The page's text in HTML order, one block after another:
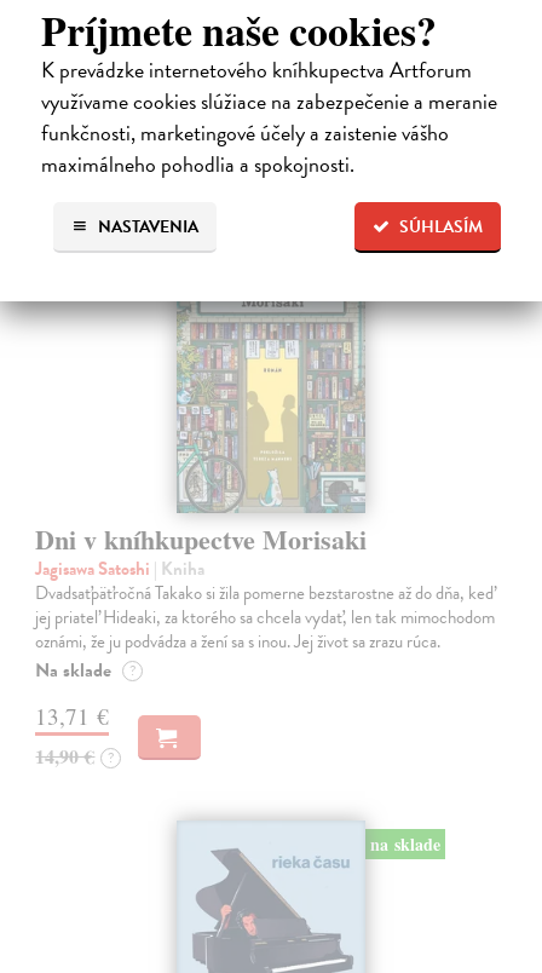
Príjmete naše cookies?
K prevádzke internetového kníhkupectva Artforum
využívame cookies slúžiace na zabezpečenie a meranie
funkčnosti, marketingové účely a zaistenie vášho
maximálneho pohodlia a spokojnosti.
SÚHLASÍM
NASTAVENIA
autorovu starší novelu z roku 1980 a tematicky se prolíná s jeho
kultovním…
Na sklade ?
30,22 €
32,85 € ?
na sklade
Dni v kníhkupectve Morisaki
Jagisawa Satoshi | Kniha
Dvadsaťpäťročná Takako si žila pomerne bezstarostne až do dňa, keď
jej priateľ Hideaki, za ktorého sa chcela vydať, len tak mimochodom
oznámi, že ju podvádza a žení sa s inou. Jej život sa zrazu rúca.
Na sklade ?
13,71 €
14,90 € ?
na sklade